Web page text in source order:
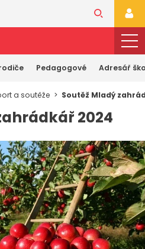
Pedagogové Adresář
a soutěže Soutěž Mladý
2024